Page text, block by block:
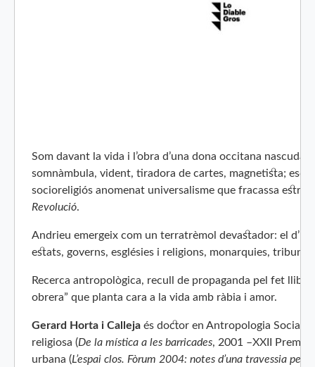
Som davant la vida i l’obra d’una dona occitana
somnàmbula, vident, tiradora de cartes, magnetista;
socioreligiós anomenat universalisme que fracassa
Revolució.
Andrieu emergeix com un terratrèmol devastador: el
estats, governs, esglésies i religions, monarquies,
Recerca antropològica, recull de propaganda pel fet
obrera” que planta cara a la vida amb ràbia i amor.
Gerard Horta i Calleja és doctor en Antropologia Social i
religiosa (De la mística a les barricades, 2001 –XXII Premi
urbana (L’espai clos. Fòrum 2004: notes d’una travessia pel